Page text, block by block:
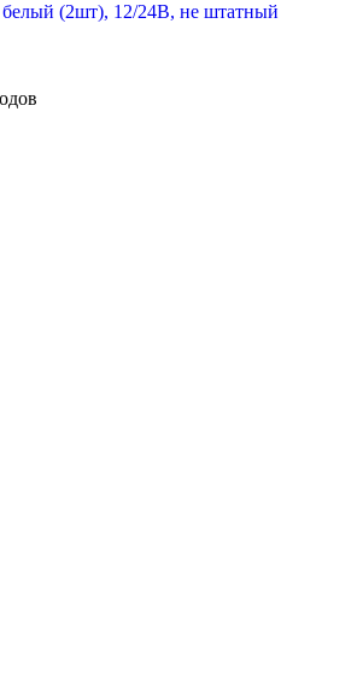
(2шт), 12/24В, не штатный